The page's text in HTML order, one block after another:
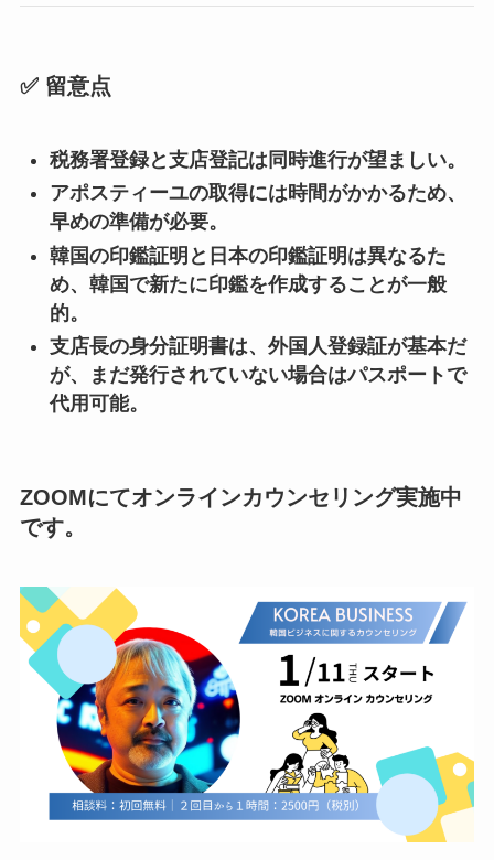
✅ 留意点
税務署登録と支店登記は同時進行が望ましい。
アポスティーユの取得には時間がかかるため、
早めの準備が必要。
韓国の印鑑証明と日本の印鑑証明は異なるた
め、韓国で新たに印鑑を作成することが一般
的。
支店長の身分証明書は、外国人登録証が基本だ
が、まだ発行されていない場合はパスポートで
代用可能。
ZOOMにてオンラインカウンセリング実施中
です。